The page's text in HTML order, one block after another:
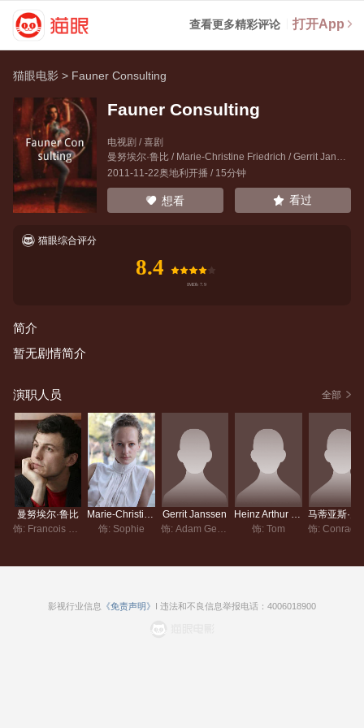
查看更多精彩评论 打开App
猫眼电影 > Fauner Consulting
Fauner Consulting
电视剧 / 喜剧
曼努埃尔·鲁比/ Marie-Christine Friedrich /Gerrit Janssen
2011-11-22奥地利开播 / 15分钟
想看 看过
猫眼综合评分
8.4
简介
暂无剧情简介
演职人员 全部
曼努埃尔·鲁比
饰: Sophie
Gerrit Janssen
饰: Tom
影视行业信息 《免责声明》 I 违法和不良信息举报电话：4006018900